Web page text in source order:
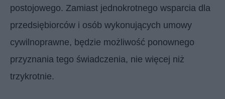
postojowego. Zamiast jednokrotnego wsparcia dla
przedsiębiorców i osób wykonujących umowy
cywilnoprawne, będzie możliwość ponownego
przyznania tego świadczenia, nie więcej niż
trzykrotnie.